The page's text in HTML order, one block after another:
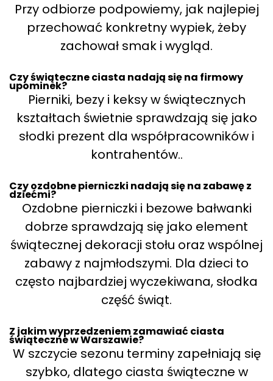
Przy odbiorze podpowiemy, jak najlepiej
przechować konkretny wypiek, żeby
zachował smak i wygląd.
Czy świąteczne ciasta nadają się na firmowy
upominek?
Pierniki, bezy i keksy w świątecznych
kształtach świetnie sprawdzają się jako
słodki prezent dla współpracowników i
kontrahentów..
Czy ozdobne pierniczki nadają się na zabawę z
dziećmi?
Ozdobne pierniczki i bezowe bałwanki
dobrze sprawdzają się jako element
świątecznej dekoracji stołu oraz wspólnej
zabawy z najmłodszymi. Dla dzieci to
często najbardziej wyczekiwana, słodka
część świąt.
Z jakim wyprzedzeniem zamawiać ciasta
świąteczne w Warszawie?
W szczycie sezonu terminy zapełniają się
szybko, dlatego ciasta świąteczne w